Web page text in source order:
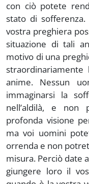
con ciò potete
stato di
vostra preghiera
situazione di tali
motivo di una
straordinariamente
anime. Nessun
immaginarsi la
nell’aldilà, e non
profonda visione
ma voi uomini
orrenda e non
misura. Perciò date
giungere loro il